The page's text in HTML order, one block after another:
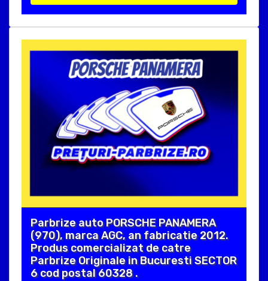
Parbrize auto PORSCHE PANAMERA
(970), marca AGC, an fabricatie 2012.
Produs comercializat de catre
Parbrize Originale in Bucuresti SECTOR
6 cod postal 60328 .